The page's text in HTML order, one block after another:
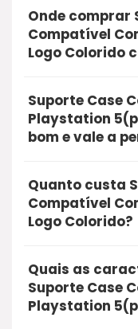
Onde comprar
Compatível
Logo Colorido
A opção mais
comprar o
Playstation
você garante a
rápida e a
Suporte Case
Playstation
bom e vale a
Sim, a Suporte
Playstation
muito a pena. O
qualidade e
compra segura
Quanto custa
Compatível
Logo Colorido?
Atualmente, o
Playstation
oferta especial
Quais as
Suporte Case
Playstation